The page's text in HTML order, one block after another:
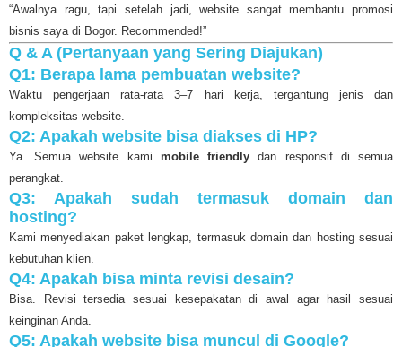
“Awalnya ragu, tapi setelah jadi, website sangat membantu promosi
bisnis saya di Bogor. Recommended!”
Q & A (Pertanyaan yang Sering Diajukan)
Q1: Berapa lama pembuatan website?
Waktu pengerjaan rata-rata 3–7 hari kerja, tergantung jenis dan
kompleksitas website.
Q2: Apakah website bisa diakses di HP?
Ya. Semua website kami mobile friendly dan responsif di semua
perangkat.
Q3: Apakah sudah termasuk domain dan
hosting?
Kami menyediakan paket lengkap, termasuk domain dan hosting sesuai
kebutuhan klien.
Q4: Apakah bisa minta revisi desain?
Bisa. Revisi tersedia sesuai kesepakatan di awal agar hasil sesuai
keinginan Anda.
Q5: Apakah website bisa muncul di Google?